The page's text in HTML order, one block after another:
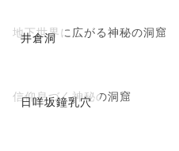
井倉洞
地下世界に広がる神秘の洞窟
日咩坂鐘乳穴
信仰息づく神秘の洞窟